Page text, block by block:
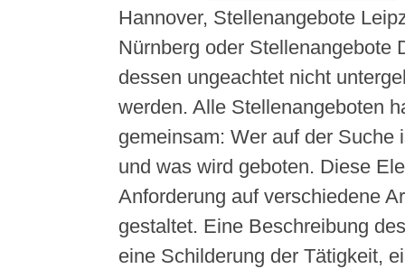
Hannover, Stellenangebote
Nürnberg oder Stellenangebote
dessen ungeachtet nicht
werden. Alle Stellenangeboten
gemeinsam: Wer auf der Suche
und was wird geboten. Diese
Anforderung auf verschiedene
gestaltet. Eine Beschreibung
eine Schilderung der Tätigkeit,